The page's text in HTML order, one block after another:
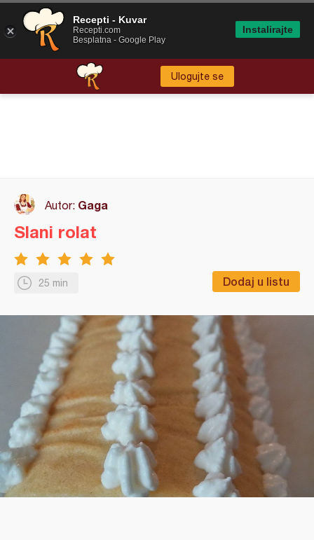
Ulogujte se
Autor: Gaga
25 min Dodaj u listu
Slani rolat
Recepti - Kuvar
Recepti.com
Besplatna - Google Play
Instalirajte